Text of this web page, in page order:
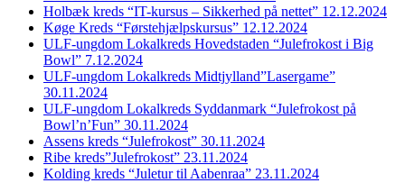
Holbæk kreds “IT-kursus – Sikkerhed på nettet” 12.12.2024
Køge Kreds “Førstehjælpskursus” 12.12.2024
ULF-ungdom Lokalkreds Hovedstaden “Julefrokost i Big
Bowl” 7.12.2024
ULF-ungdom Lokalkreds Midtjylland”Lasergame”
30.11.2024
ULF-ungdom Lokalkreds Syddanmark “Julefrokost på
Bowl’n’Fun” 30.11.2024
Assens kreds “Julefrokost” 30.11.2024
Ribe kreds”Julefrokost” 23.11.2024
Kolding kreds “Juletur til Aabenraa” 23.11.2024